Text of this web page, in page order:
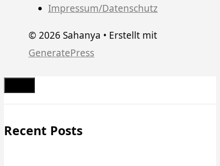
Impressum/Datenschutz
© 2026 Sahanya • Erstellt mit
GeneratePress
Schließen
Recent Posts